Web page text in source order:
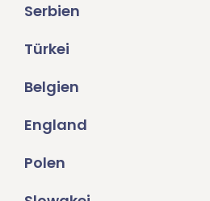
Serbien
Türkei
Belgien
England
Polen